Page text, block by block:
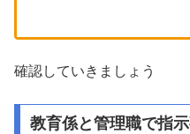
確認していきましょう
教育係と管理職で指